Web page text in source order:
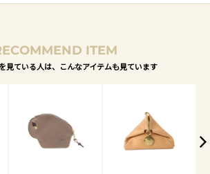
ITEM
見ている人は、こんなアイテムも見ています